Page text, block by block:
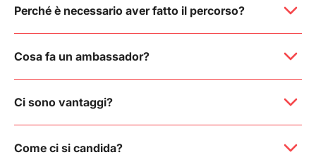
Perché è necessario aver fatto il percorso?
Cosa fa un ambassador?
Ci sono vantaggi?
Come ci si candida?